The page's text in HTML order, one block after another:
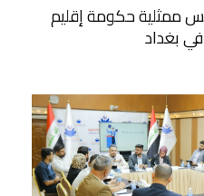
ممثلية حكومة إقليم
بغداد